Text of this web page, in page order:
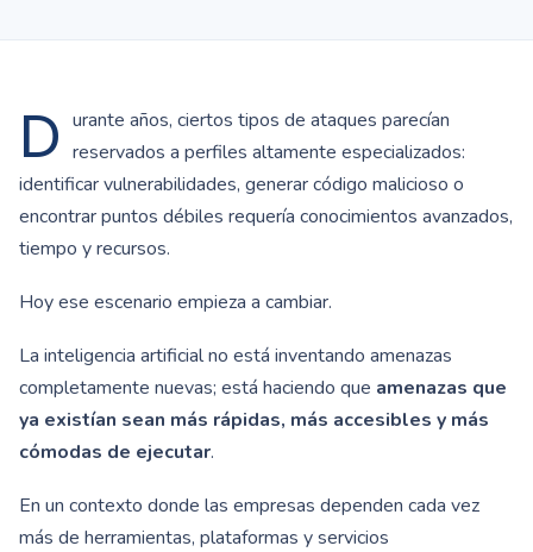
D urante años, ciertos tipos de ataques parecían
reservados a perfiles altamente especializados:
identificar vulnerabilidades, generar código malicioso o
encontrar puntos débiles requería conocimientos avanzados,
tiempo y recursos.
Hoy ese escenario empieza a cambiar.
La inteligencia artificial no está inventando amenazas
completamente nuevas; está haciendo que amenazas que
ya existían sean más rápidas, más accesibles y más
cómodas de ejecutar.
En un contexto donde las empresas dependen cada vez
más de herramientas, plataformas y servicios